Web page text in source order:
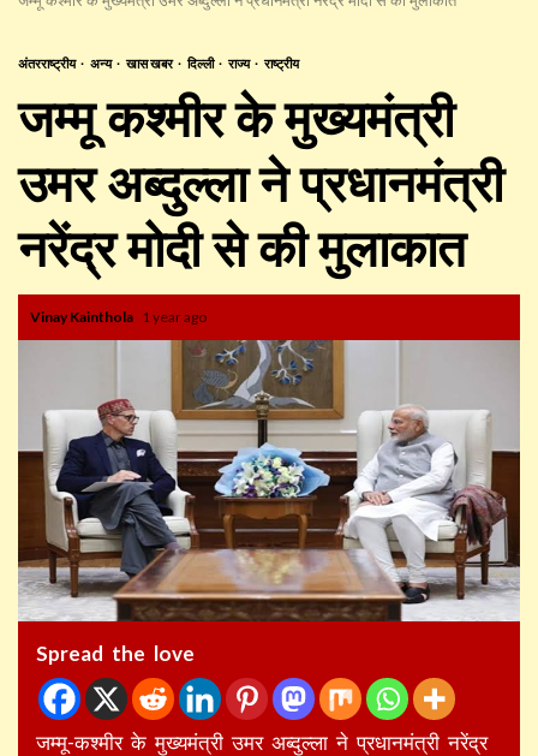
अंतरराष्ट्रीय अन्य खास खबर दिल्ली राज्य राष्ट्रीय
जम्मू कश्मीर के मुख्यमंत्री
उमर अब्दुल्ला ने प्रधानमंत्री
नरेंद्र मोदी से की मुलाकात
Vinay Kainthola 1 year ago
Spread the love
जम्मू-कश्मीर के मुख्यमंत्री उमर अब्दुल्ला ने प्रधानमंत्री नरेंद्र